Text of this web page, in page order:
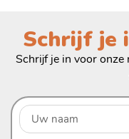
Schrijf je
Schrijf je in voor